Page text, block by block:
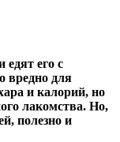
едят его с
вредно для
и калорий, но
лакомства. Но,
полезно и